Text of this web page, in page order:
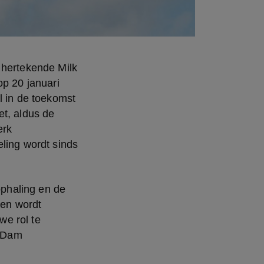
Milk
20 januari
in de toekomst
aldus de
wordt sinds
en de
wordt
rol te